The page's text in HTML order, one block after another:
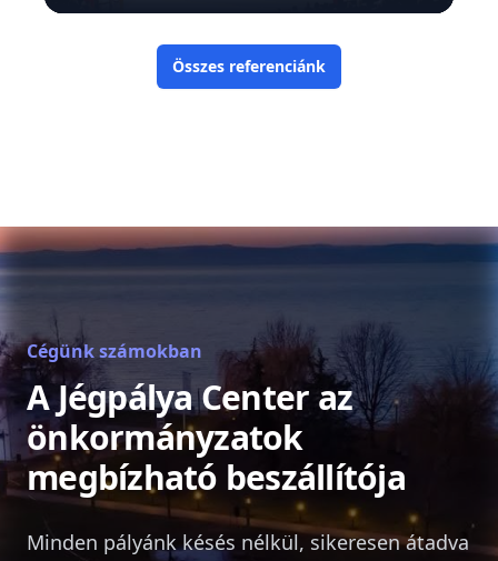
Összes referenciánk
Cégünk számokban
A Jégpálya Center az
önkormányzatok
megbízható beszállítója
Minden pályánk késés nélkül, sikeresen átadva